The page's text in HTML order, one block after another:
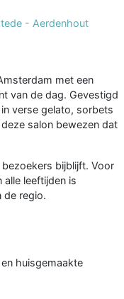
- Aerdenhout
met een
van de dag. Gevestigd
verse gelato, sorbets
salon bewezen dat
bijblijft. Voor
alle leeftijden is
de regio.
huisgemaakte